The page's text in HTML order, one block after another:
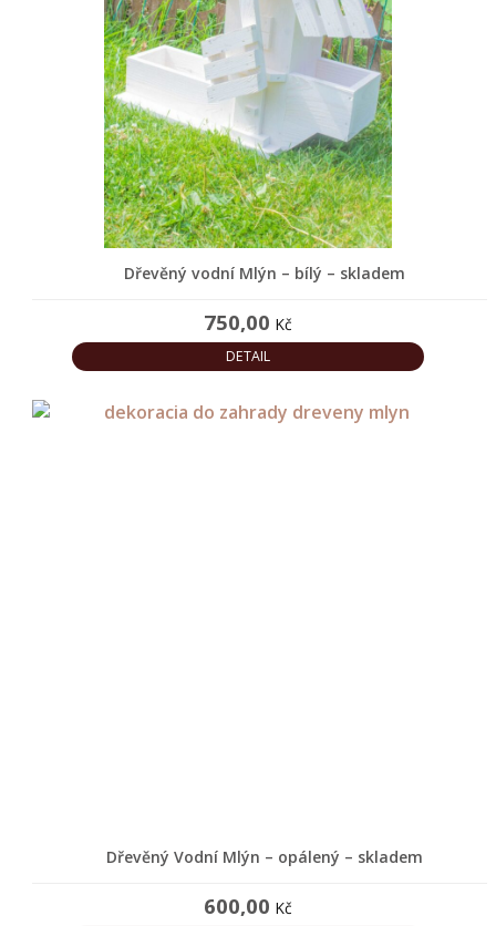
Dřevěný vodní Mlýn – bílý – skladem
750,00 Kč
DETAIL
Dřevěný Vodní Mlýn – opálený – skladem
600,00 Kč